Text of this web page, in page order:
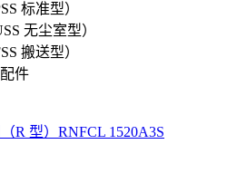
标准型）
无尘室型）
搬送型）
件
R 型） RNFCL 1520A3S